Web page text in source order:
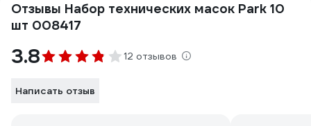
Отзывы Набор технических масок Park 10
шт 008417
3.8 12 отзывов
Написать отзыв